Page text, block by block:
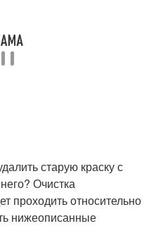
старую краску с
Очистка
проходить относительно
нижеописанные